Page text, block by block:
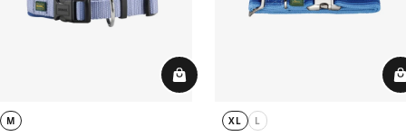
M XL L